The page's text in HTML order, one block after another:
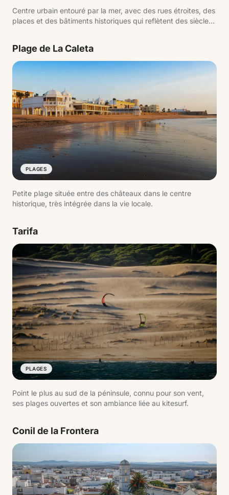
Centre urbain entouré par la mer, avec des rues étroites, des
places et des bâtiments historiques qui reflètent des siècles
Plage de La Caleta
PLAGES
Petite plage située entre des châteaux dans le centre
historique, très intégrée dans la vie locale.
Tarifa
PLAGES
Point le plus au sud de la péninsule, connu pour son vent,
ses plages ouvertes et son ambiance liée au kitesurf.
Conil de la Frontera